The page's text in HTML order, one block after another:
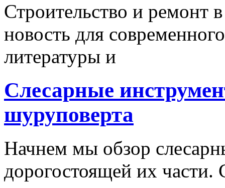
Строительство и ремонт
новость для
литературы и
Слесарные
шуруповерта
Начнем мы обзор
дорогостоящей их части.